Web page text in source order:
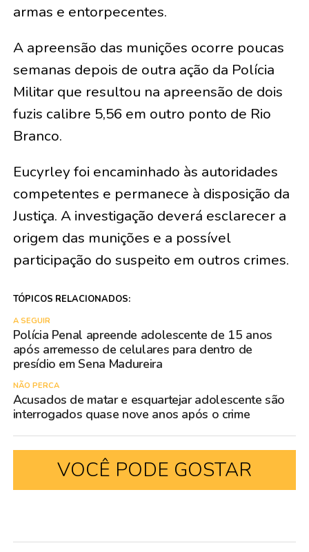
armas e entorpecentes.
A apreensão das munições ocorre poucas
semanas depois de outra ação da Polícia
Militar que resultou na apreensão de dois
fuzis calibre 5,56 em outro ponto de Rio
Branco.
Eucyrley foi encaminhado às autoridades
competentes e permanece à disposição da
Justiça. A investigação deverá esclarecer a
origem das munições e a possível
participação do suspeito em outros crimes.
TÓPICOS RELACIONADOS:
A SEGUIR
Polícia Penal apreende adolescente de 15 anos
após arremesso de celulares para dentro de
presídio em Sena Madureira
NÃO PERCA
Acusados de matar e esquartejar adolescente são
interrogados quase nove anos após o crime
VOCÊ PODE GOSTAR